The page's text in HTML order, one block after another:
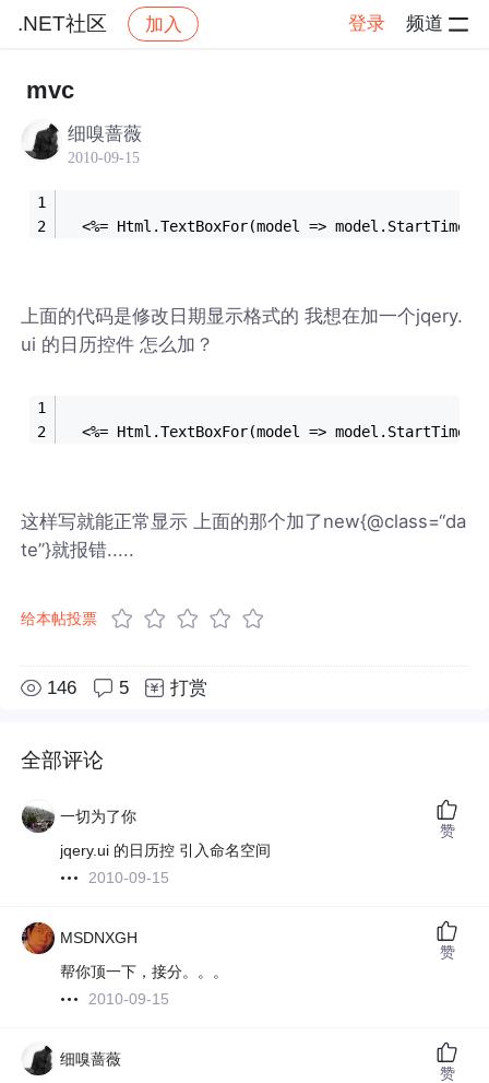
.NET社区 加入 登录 频道
mvc
细嗅蔷薇
2010-09-15
<%= Html.TextBoxFor(model => model.StartTime,
上面的代码是修改日期显示格式的 我想在加一个jqery.
ui 的日历控件 怎么加？
  <%= Html.TextBoxFor(model => model.StartTime,
这样写就能正常显示 上面的那个加了new{@class=“da
te”}就报错.....
给本帖投票
146 5 打赏
全部评论
一切为了你
jqery.ui 的日历控 引入命名空间
2010-09-15
赞
MSDNXGH
帮你顶一下，接分。。。
2010-09-15
赞
细嗅蔷薇
赞